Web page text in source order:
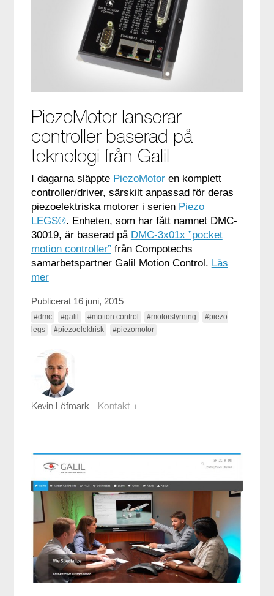
PiezoMotor lanserar
controller baserad på
teknologi från Galil
I dagarna släppte PiezoMotor en komplett
controller/driver, särskilt anpassad för deras
piezoelektriska motorer i serien Piezo
LEGS®. Enheten, som har fått namnet DMC-
30019, är baserad på DMC-3x01x ”pocket
motion controller” från Compotechs
samarbetspartner Galil Motion Control. Läs
mer
Publicerat 16 juni, 2015
#dmc #galil #motion control #motorstyrning
#piezo
legs
#piezoelektrisk #piezomotor
Kevin Löfmark Kontakt +